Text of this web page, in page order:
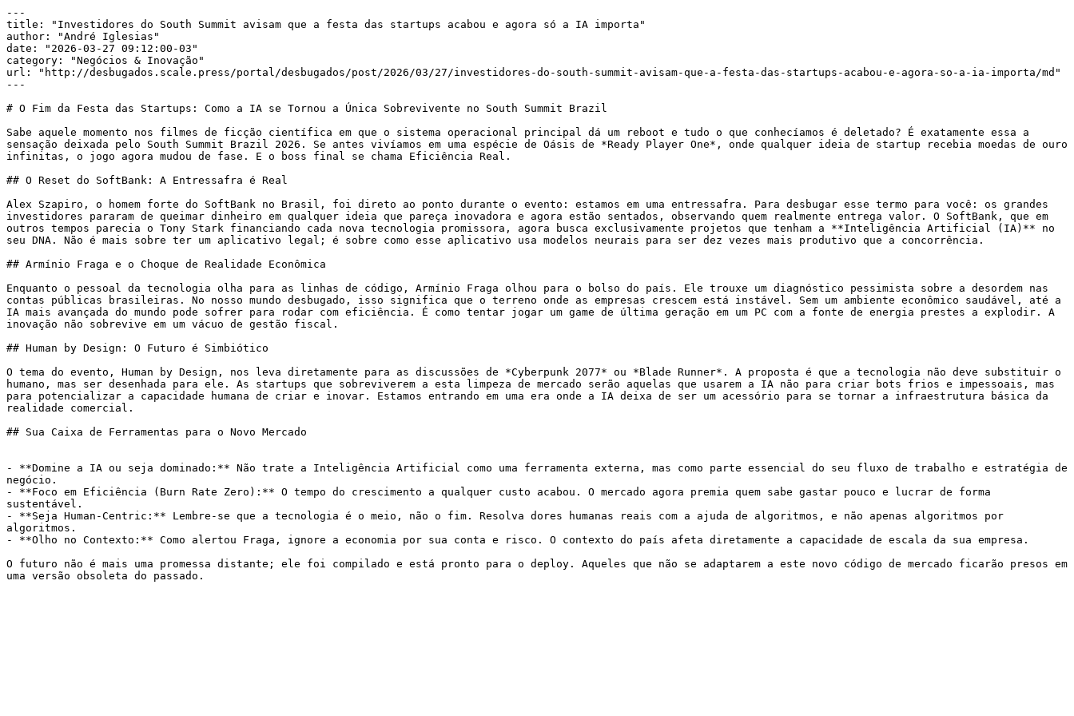
---
title: "Investidores do South Summit avisam que a festa das startups acabou e agora só a IA importa"
author: "André Iglesias"
date: "2026-03-27 09:12:00-03"
category: "Negócios & Inovação"
url: "http://desbugados.scale.press/portal/desbugados/post/2026/03/27/investidores-do-south-summit-avisam-que-a-festa-das-startups-acabou-e-agora-so-a-ia-importa/md"
---
# O Fim da Festa das Startups: Como a IA se Tornou a Única Sobrevivente no South Summit Brazil
Sabe aquele momento nos filmes de ficção científica em que o sistema operacional principal dá um reboot e tudo o que conhecíamos é deletado? É exatamente essa a
sensação deixada pelo South Summit Brazil 2026. Se antes vivíamos em uma espécie de Oásis de *Ready Player One*, onde qualquer ideia de startup recebia moedas de ouro
infinitas, o jogo agora mudou de fase. E o boss final se chama Eficiência Real.
## O Reset do SoftBank: A Entressafra é Real
Alex Szapiro, o homem forte do SoftBank no Brasil, foi direto ao ponto durante o evento: estamos em uma entressafra. Para desbugar esse termo para você: os grandes
investidores pararam de queimar dinheiro em qualquer ideia que pareça inovadora e agora estão sentados, observando quem realmente entrega valor. O SoftBank, que em
outros tempos parecia o Tony Stark financiando cada nova tecnologia promissora, agora busca exclusivamente projetos que tenham a **Inteligência Artificial (IA)** no
seu DNA. Não é mais sobre ter um aplicativo legal; é sobre como esse aplicativo usa modelos neurais para ser dez vezes mais produtivo que a concorrência.
## Armínio Fraga e o Choque de Realidade Econômica
Enquanto o pessoal da tecnologia olha para as linhas de código, Armínio Fraga olhou para o bolso do país. Ele trouxe um diagnóstico pessimista sobre a desordem nas
contas públicas brasileiras. No nosso mundo desbugado, isso significa que o terreno onde as empresas crescem está instável. Sem um ambiente econômico saudável, até a
IA mais avançada do mundo pode sofrer para rodar com eficiência. É como tentar jogar um game de última geração em um PC com a fonte de energia prestes a explodir. A
inovação não sobrevive em um vácuo de gestão fiscal.
## Human by Design: O Futuro é Simbiótico
O tema do evento, Human by Design, nos leva diretamente para as discussões de *Cyberpunk 2077* ou *Blade Runner*. A proposta é que a tecnologia não deve substituir o
humano, mas ser desenhada para ele. As startups que sobreviverem a esta limpeza de mercado serão aquelas que usarem a IA não para criar bots frios e impessoais, mas
para potencializar a capacidade humana de criar e inovar. Estamos entrando em uma era onde a IA deixa de ser um acessório para se tornar a infraestrutura básica da
realidade comercial.
## Sua Caixa de Ferramentas para o Novo Mercado
- **Domine a IA ou seja dominado:** Não trate a Inteligência Artificial como uma ferramenta externa, mas como parte essencial do seu fluxo de trabalho e estratégia de
negócio.
- **Foco em Eficiência (Burn Rate Zero):** O tempo do crescimento a qualquer custo acabou. O mercado agora premia quem sabe gastar pouco e lucrar de forma
sustentável.
- **Seja Human-Centric:** Lembre-se que a tecnologia é o meio, não o fim. Resolva dores humanas reais com a ajuda de algoritmos, e não apenas algoritmos por
algoritmos.
- **Olho no Contexto:** Como alertou Fraga, ignore a economia por sua conta e risco. O contexto do país afeta diretamente a capacidade de escala da sua empresa.
O futuro não é mais uma promessa distante; ele foi compilado e está pronto para o deploy. Aqueles que não se adaptarem a este novo código de mercado ficarão presos em
uma versão obsoleta do passado.